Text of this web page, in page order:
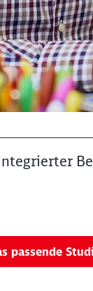
passende